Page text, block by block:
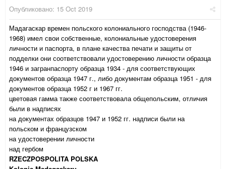
Опубликовано: 15 Oct 2019
Мадагаскар времен польского колониального господства (1946-
1968) имел свои собственные, колониальные удостоверения
личности и паспорта, в плане качества печати и защиты от
подделки они соответствовали удостоверению личности образца
1946 и загранпаспорту образца 1934 - для соответствующих
документов образца 1947 г., либо документам образца 1951 - для
документов образца 1952 г и 1967 гг.
цветовая гамма также соответствовала общепольским, отличия
были в надписях
на документах образцов 1947 и 1952 гг. надписи были на
польском и французском
на удостоверении личности
над гербом
RZECZPOSPOLITA POLSKA